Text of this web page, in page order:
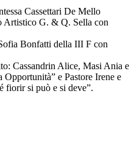
Cassettari De Mello
G. & Q. Sella con
Bonfatti della III F con
Cassandrin Alice, Masi Ania e
e Pastore Irene e
fiorir si può e si deve”.